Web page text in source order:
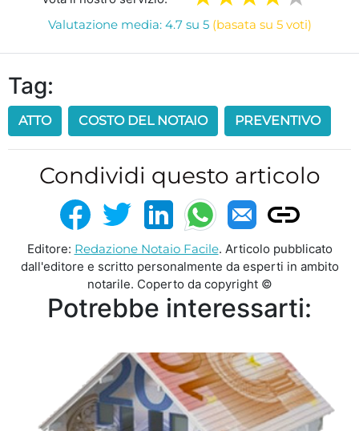
Valutazione media: 4.7 su 5 (basata su 5 voti)
Tag:
ATTO COSTO DEL NOTAIO PREVENTIVO
Condividi questo articolo
Editore: Redazione Notaio Facile. Articolo pubblicato
dall'editore e scritto personalmente da esperti in ambito
notarile. Coperto da copyright ©
Potrebbe interessarti: